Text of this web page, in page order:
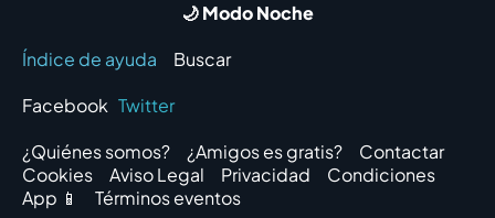
🌙 Modo Noche
Índice de ayuda
Buscar
Facebook Twitter
¿Quiénes somos?
¿Amigos es gratis?
Contactar
Cookies
Aviso Legal Privacidad
Condiciones
App 📱
Términos eventos